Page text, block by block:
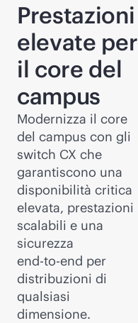
Prestazioni
elevate per
il core del
campus
Modernizza il core
del campus con gli
switch CX che
garantiscono una
disponibilità critica
elevata, prestazioni
scalabili e una
sicurezza
end-to-end per
distribuzioni di
qualsiasi
dimensione.